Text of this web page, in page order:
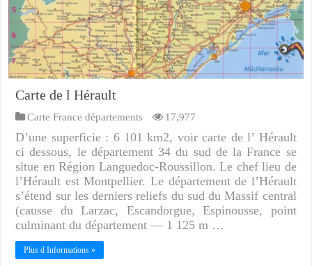
Carte de l Hérault
Carte France départements 17,977
D’une superficie : 6 101 km2, voir carte de l’ Hérault
ci dessous, le département 34 du sud de la France se
situe en Région Languedoc-Roussillon. Le chef lieu de
l’Hérault est Montpellier. Le département de l’Hérault
s’étend sur les derniers reliefs du sud du Massif central
(causse du Larzac, Escandorgue, Espinousse, point
culminant du département — 1 125 m …
Plus d Informations »